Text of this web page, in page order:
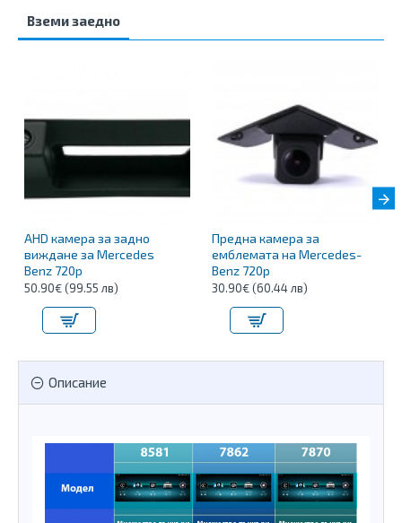
Вземи заедно
AHD камера за задно
виждане за Mercedes
Benz 720p
50.90€ (99.55 лв)
Предна камера за
емблемата на Mercedes-
Benz 720p
30.90€ (60.44 лв)
Описание